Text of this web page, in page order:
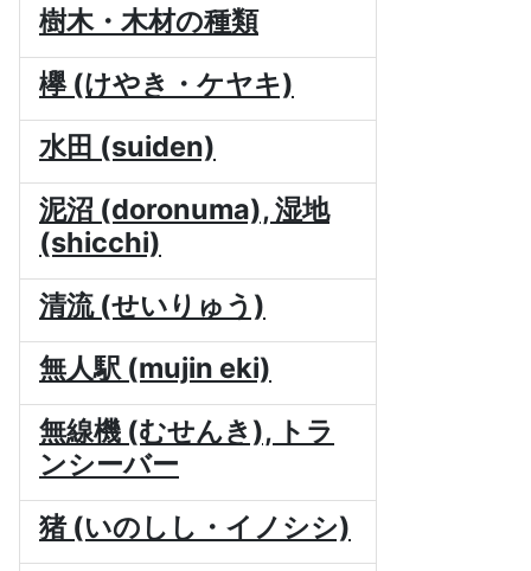
樹木・木材の種類
欅 (けやき・ケヤキ)
水田 (suiden)
泥沼 (doronuma), 湿地
(shicchi)
清流 (せいりゅう)
無人駅 (mujin eki)
無線機 (むせんき), トラ
ンシーバー
猪 (いのしし・イノシシ)